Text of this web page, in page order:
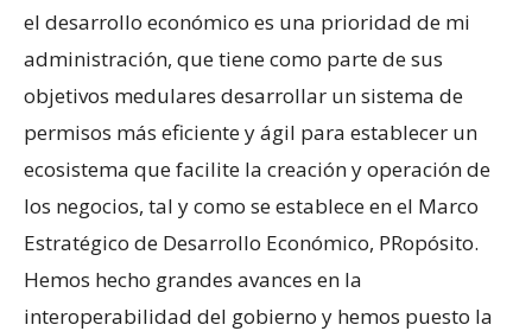
el desarrollo económico es una prioridad de mi
administración, que tiene como parte de sus
objetivos medulares desarrollar un sistema de
permisos más eficiente y ágil para establecer un
ecosistema que facilite la creación y operación de
los negocios, tal y como se establece en el Marco
Estratégico de Desarrollo Económico, PRopósito.
Hemos hecho grandes avances en la
interoperabilidad del gobierno y hemos puesto la